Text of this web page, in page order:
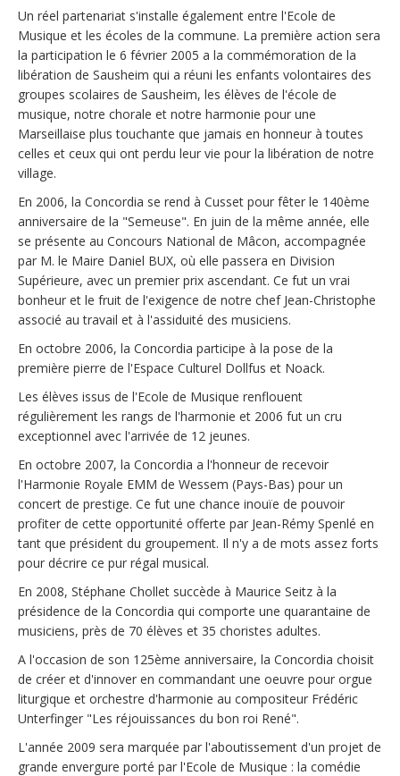
Un réel partenariat s'installe également entre l'Ecole de
Musique et les écoles de la commune. La première action sera
la participation le 6 février 2005 a la commémoration de la
libération de Sausheim qui a réuni les enfants volontaires des
groupes scolaires de Sausheim, les élèves de l'école de
musique, notre chorale et notre harmonie pour une
Marseillaise plus touchante que jamais en honneur à toutes
celles et ceux qui ont perdu leur vie pour la libération de notre
village.
En 2006, la Concordia se rend à Cusset pour fêter le 140ème
anniversaire de la "Semeuse". En juin de la même année, elle
se présente au Concours National de Mâcon, accompagnée
par M. le Maire Daniel BUX, où elle passera en Division
Supérieure, avec un premier prix ascendant. Ce fut un vrai
bonheur et le fruit de l'exigence de notre chef Jean-Christophe
associé au travail et à l'assiduité des musiciens.
En octobre 2006, la Concordia participe à la pose de la
première pierre de l'Espace Culturel Dollfus et Noack.
Les élèves issus de l'Ecole de Musique renflouent
régulièrement les rangs de l'harmonie et 2006 fut un cru
exceptionnel avec l'arrivée de 12 jeunes.
En octobre 2007, la Concordia a l'honneur de recevoir
l'Harmonie Royale EMM de Wessem (Pays-Bas) pour un
concert de prestige. Ce fut une chance inouïe de pouvoir
profiter de cette opportunité offerte par Jean-Rémy Spenlé en
tant que président du groupement. Il n'y a de mots assez forts
pour décrire ce pur régal musical.
En 2008, Stéphane Chollet succède à Maurice Seitz à la
présidence de la Concordia qui comporte une quarantaine de
musiciens, près de 70 élèves et 35 choristes adultes.
A l'occasion de son 125ème anniversaire, la Concordia choisit
de créer et d'innover en commandant une oeuvre pour orgue
liturgique et orchestre d'harmonie au compositeur Frédéric
Unterfinger "Les réjouissances du bon roi René".
L'année 2009 sera marquée par l'aboutissement d'un projet de
grande envergure porté par l'Ecole de Musique : la comédie